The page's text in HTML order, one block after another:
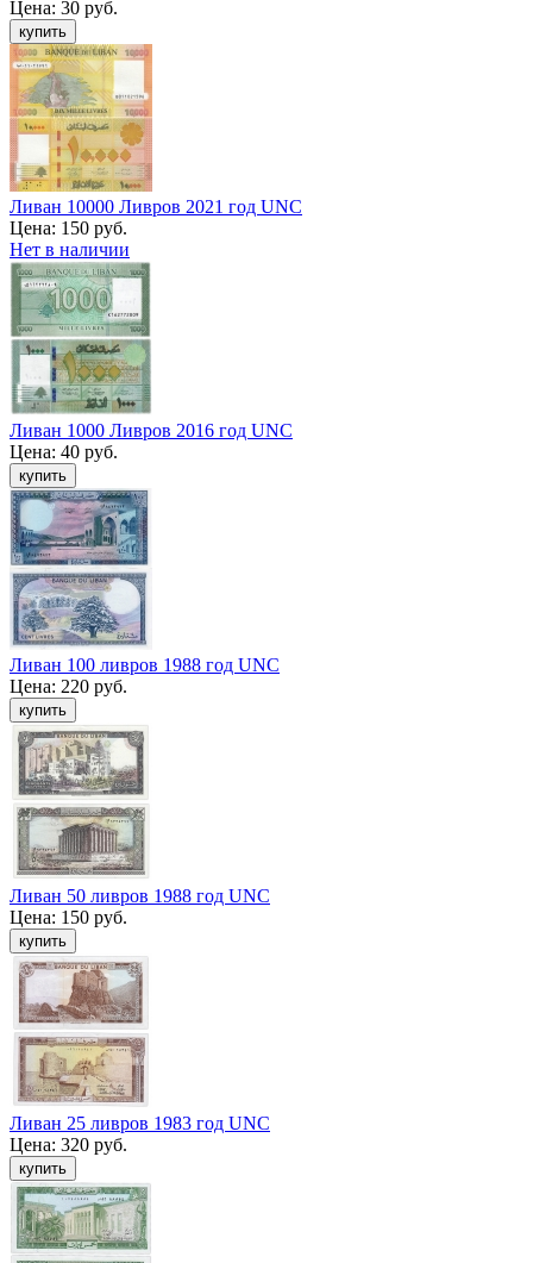
Цена: 30 руб.
Ливан 10000 Ливров 2021 год UNC
Цена: 150 руб.
Нет в наличии
Ливан 1000 Ливров 2016 год UNC
Цена: 40 руб.
Ливан 100 ливров 1988 год UNC
Цена: 220 руб.
Ливан 50 ливров 1988 год UNC
Цена: 150 руб.
Ливан 25 ливров 1983 год UNC
Цена: 320 руб.